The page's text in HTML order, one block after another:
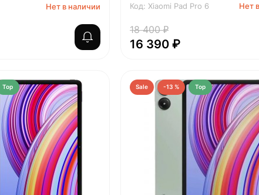
Нет в наличии Код: Xiaomi Pad Pro 6 Нет
18 400 ₽
16 390 ₽
Top Sale -13 % Top